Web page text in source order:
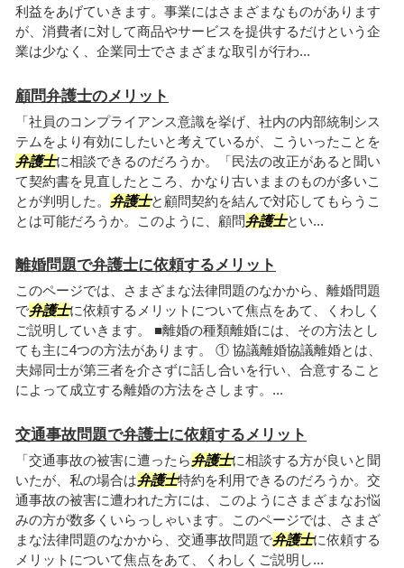
利益をあげていきます。事業にはさまざまなものがあります
が、消費者に対して商品やサービスを提供するだけという企
業は少なく、企業同士でさまざまな取引が行わ...
顧問弁護士のメリット
「社員のコンプライアンス意識を挙げ、社内の内部統制シス
テムをより有効にしたいと考えているが、こういったことを
弁護士に相談できるのだろうか。「民法の改正があると聞い
て契約書を見直したところ、かなり古いままのものが多いこ
とが判明した。 弁護士と顧問契約を結んで対応してもらうこ
とは可能だろうか。このように、顧問弁護士とい...
離婚問題で弁護士に依頼するメリット
このページでは、さまざまな法律問題のなかから、離婚問題
で弁護士に依頼するメリットについて焦点をあて、くわしく
ご説明していきます。 ■離婚の種類離婚には、その方法とし
ても主に4つの方法があります。 ① 協議離婚協議離婚とは、
夫婦同士が第三者を介さずに話し合いを行い、合意すること
によって成立する離婚の方法をさします。...
交通事故問題で弁護士に依頼するメリット
「交通事故の被害に遭ったら弁護士に相談する方が良いと聞
いたが、私の場合は弁護士特約を利用できるのだろうか。交
通事故の被害に遭われた方には、このようにさまざまなお悩
みの方が数多くいらっしゃいます。このページでは、さまざ
まな法律問題のなかから、交通事故問題で弁護士に依頼する
メリットについて焦点をあて、くわしくご説明し...